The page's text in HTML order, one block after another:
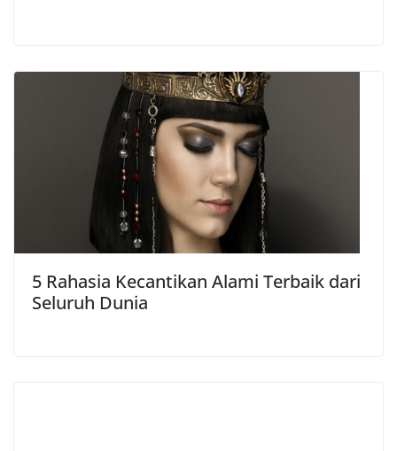
5 Rahasia Kecantikan Alami Terbaik dari
Seluruh Dunia